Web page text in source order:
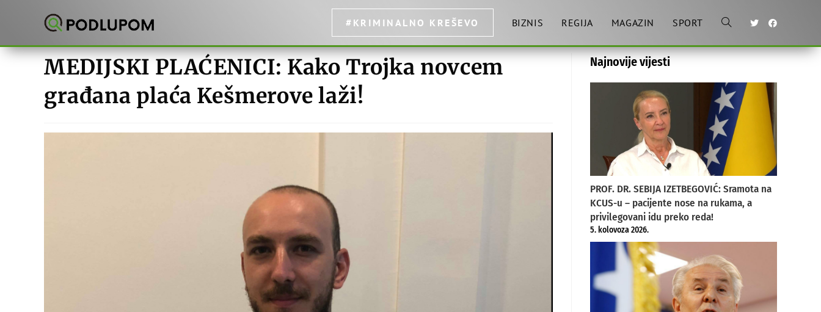
#KRIMINALNO KREŠEVO BIZNIS REGIJA MAGAZIN SPORT Toggle
search
MEDIJSKI PLAĆENICI: Kako Trojka novcem
građana plaća Kešmerove laži!
Najnovije vijesti
PROF. DR. SEBIJA IZETBEGOVIĆ: Sramota na
KCUS-u – pacijente nose na rukama, a
privilegovani idu preko reda!
5. kolovoza 2026.